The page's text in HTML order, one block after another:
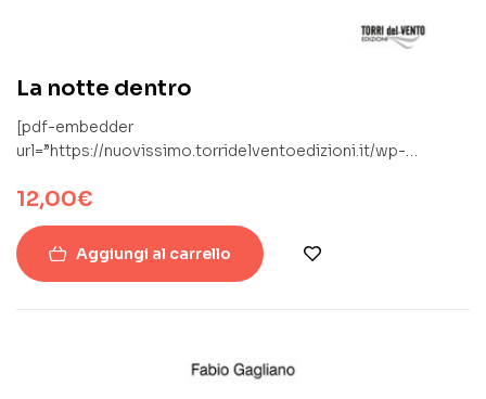
La notte dentro
[pdf-embedder
url=”https://nuovissimo.torridelventoedizioni.it/wp-
12,00€
Aggiungi al carrello